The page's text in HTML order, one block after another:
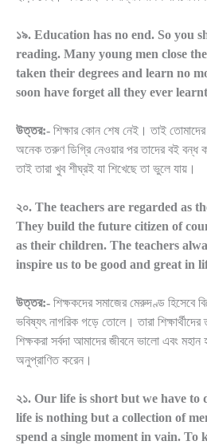
১৯. Education has no end. So you
reading. Many young men close
taken their degrees and learn no
soon have forget all they ever
উত্তর:- শিক্ষার কোন শেষ নেই। তাই তোমাদের
অনেক তরুণ ডিগ্রি নেওয়ার পর তাদের বই বন্ধ
তাই তারা খুব শীঘ্রই যা শিখেছে তা ভুলে যায়।
২০. The teachers are regarded as
They build the future citizen of
as their children. The teachers
inspire us to be good and great in
উত্তর:- শিক্ষকদের সমাজের মেরুদণ্ড হিসেবে
ভবিষ্যৎ নাগরিক গড়ে তোলে। তারা
শিক্ষকরা সর্বদা আমাদের জীবনে ভালো এবং
অনুপ্রাণিত করেন।
২১. Our life is short but we have to
life is nothing but a collection of
spend a single moment in vain. To